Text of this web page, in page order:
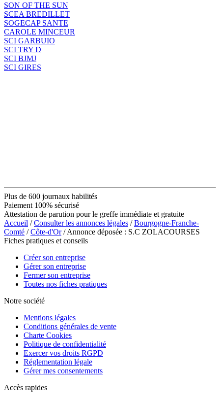
SON OF THE SUN
SCEA BREDILLET
SOGECAP SANTE
CAROLE MINCEUR
SCI GARBUIO
SCI TRY D
SCI BJMJ
SCI GIRES
Plus de 600 journaux habilités
Paiement 100% sécurisé
Attestation de parution pour le greffe immédiate et gratuite
Accueil /Consulter les annonces légales /Bourgogne-Franche-
Comté /Côte-d'Or/ Annonce déposée : S.C ZOLACOURSES
Fiches pratiques et conseils
Créer son entreprise
Gérer son entreprise
Fermer son entreprise
Toutes nos fiches pratiques
Notre société
Mentions légales
Conditions générales de vente
Charte Cookies
Politique de confidentialité
Exercer vos droits RGPD
Réglementation légale
Gérer mes consentements
Accès rapides